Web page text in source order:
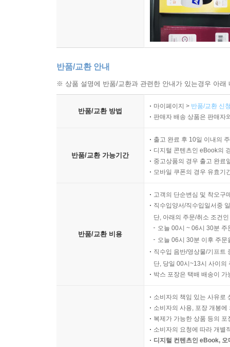
반품/교환 안내
※ 상품 설명에 반품/교환과 관련한 안내가 있는경우 아
반품/교환 방법
마이페이지 > 반품/교환 신
판매자 배송 상품은 판매자
반품/교환 가능기간
출고 완료 후 10일 이내의
디지털 콘텐츠인 eBook의
중고상품의 경우 출고 완료
모바일 쿠폰의 경우 유효기
반품/교환 비용
고객의 단순변심 및 착오구
직수입양서/직수입일서중
단, 아래의 주문/취소 조건
오늘 00시 ~ 06시 30분
오늘 06시 30분 이후 주
직수입 음반/영상물/기프트
단, 당일 00시~13시 사이의
박스 포장은 택배 배송이
소비자의 책임 있는 사유로
소비자의 사용, 포장 개봉
복제가 가능한 상품 등의
소비자의 요청에 따라 개별
디지털 컨텐츠인 eBook,